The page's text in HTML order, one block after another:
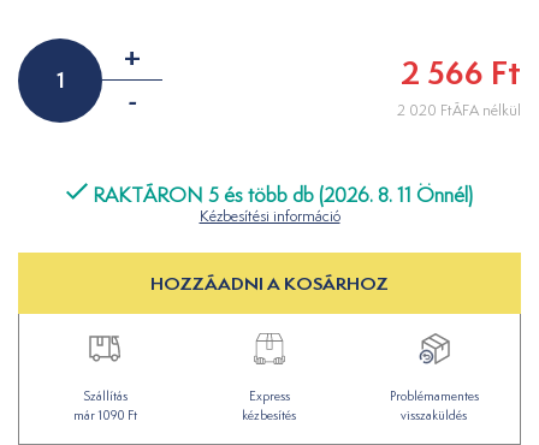
+
-
2 566 Ft
2 020 FtÁFA nélkül
RAKTÁRON 5 és több db (2026. 8. 11 Önnél)
Kézbesítési információ
HOZZÁADNI A KOSÁRHOZ
Szállítás
már 1090 Ft
Express
kézbesítés
Problémamentes
visszaküldés